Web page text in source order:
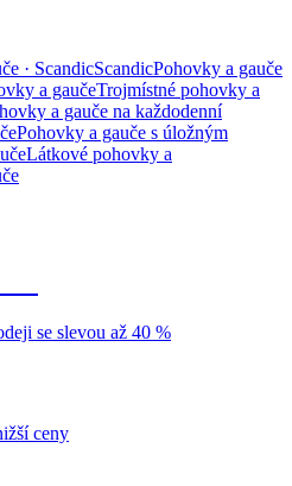
· ScandicScandicPohovky a gauče
a gaučeTrojmístné pohovky a
a gauče na každodenní
Pohovky a gauče s úložným
Látkové pohovky a
se slevou až 40 %
ceny